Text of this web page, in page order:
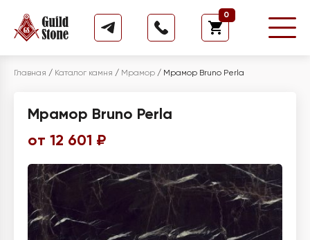
0
Главная / Каталог камня / Мрамор / Мрамор Bruno Perla
Мрамор Bruno Perla
от 12 601 ₽